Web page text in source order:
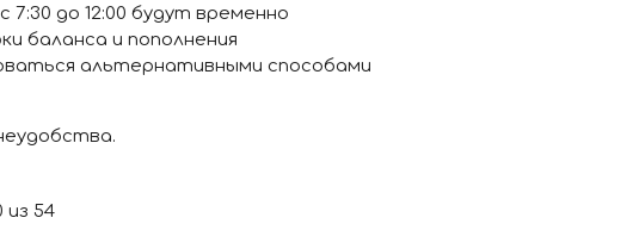
до 12:00 будут временно
баланса и пополнения
альтернативными способами
из 54